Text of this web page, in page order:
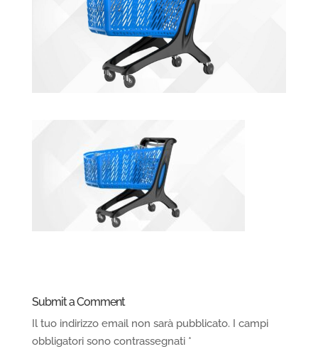
Submit a Comment
Il tuo indirizzo email non sarà pubblicato.
I campi
obbligatori sono contrassegnati *